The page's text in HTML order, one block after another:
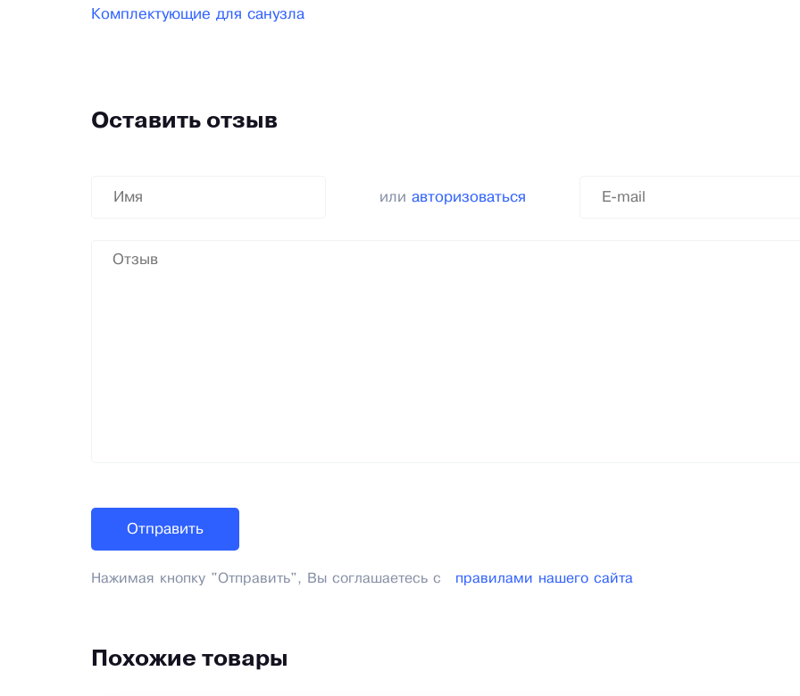
Комплектующие для санузла
Оставить отзыв
или авторизоваться
Нажимая кнопку "Отправить", Вы соглашаетесь с правилами нашего сайта
Похожие товары